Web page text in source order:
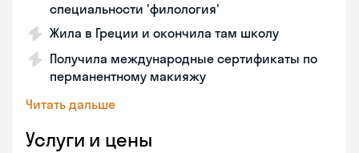
специальности 'филология'
Жила в Греции и окончила там школу
Получила международные сертификаты по
перманентному макияжу
Читать дальше
Услуги и цены